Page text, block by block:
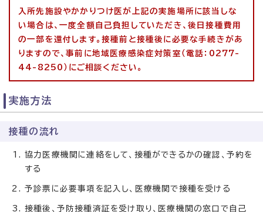
入所先施設やかかりつけ医が上記の実施場所に該当しな
い場合は、一度全額自己負担していただき、後日接種費用
の一部を還付します。接種前と接種後に必要な手続きがあ
りますので、事前に地域医療感染症対策室（電話：0277-
44-8250）にご相談ください。
実施方法
接種の流れ
協力医療機関に連絡をして、接種ができるかの確認、予約を
する
予診票に必要事項を記入し、医療機関で接種を受ける
接種後、予防接種済証を受け取り、医療機関の窓口で自己